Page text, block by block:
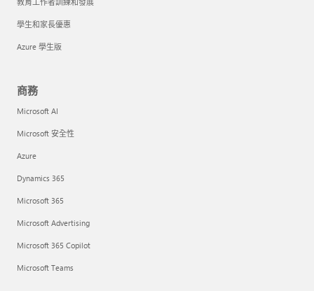
學生和家長優惠
Azure 學生版
商務
Microsoft AI
Microsoft 安全性
Azure
Dynamics 365
Microsoft 365
Microsoft Advertising
Microsoft 365 Copilot
Microsoft Teams